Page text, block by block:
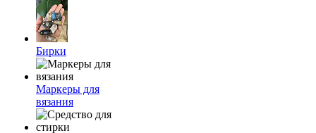
Бирки
Маркеры для
вязания